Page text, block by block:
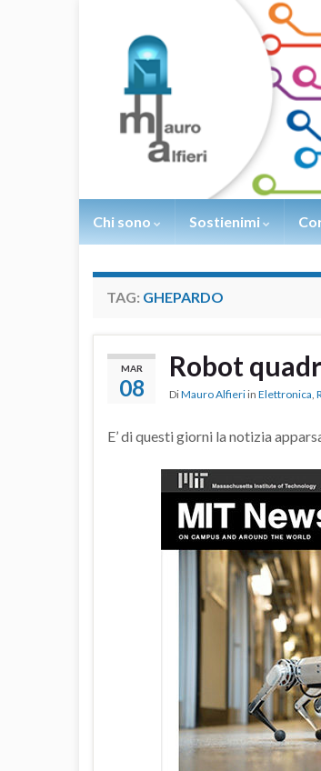
Chi sono Sostienimi
TAG: GHEPARDO
MAR
08
Robot
DiMauro Alfieri in Elettronica,
E’ di questi giorni la notizia